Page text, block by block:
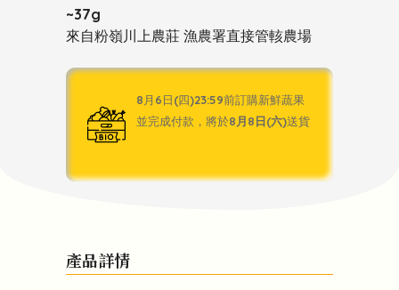
~37g
來自粉嶺川上農莊 漁農署直接管輆農場
8月6日(四)23:59前訂購新鮮蔬果
並完成付款，將於8月8日(六)送貨
產品詳情